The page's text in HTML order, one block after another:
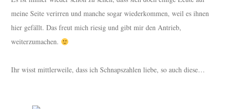
meine Seite verirren und manche sogar wiederkommen, weil es ihnen
hier gefällt. Das freut mich riesig und gibt mir den Antrieb,
weiterzumachen.
Ihr wisst mittlerweile, dass ich Schnapszahlen liebe, so auch diese…